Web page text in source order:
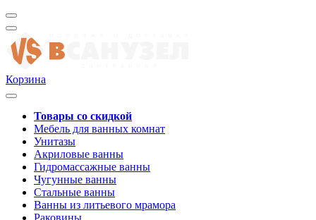
Корзина
Товары со скидкой
Мебель для ванных комнат
Унитазы
Акриловые ванны
Гидромассажные ванны
Чугунные ванны
Стальные ванны
Ванны из литьевого мрамора
Раковины